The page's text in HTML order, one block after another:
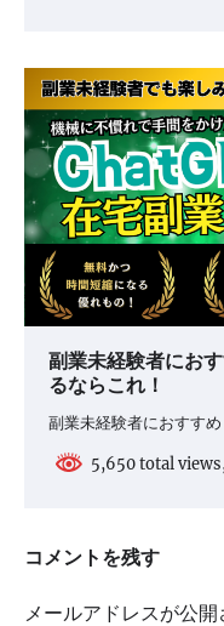
副業未経験者にお
るならこれ！
副業未経験者におすす
5,650 total
コメントを残す
メールアドレスが公開